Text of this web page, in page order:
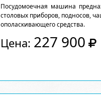
Посудомоечная машина
столовых приборов, подносов,
ополаскивающего средства.
Цена: 227 900